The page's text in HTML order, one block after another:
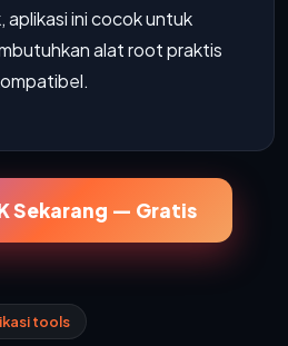
aplikasi ini cocok untuk
alat root praktis
Sekarang — Gratis
tools